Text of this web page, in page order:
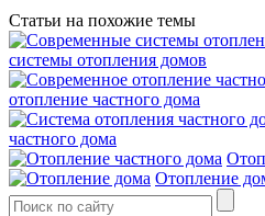
Статьи на похожие темы
системы отопления домов
отопление частного дома
частного дома
Отопление